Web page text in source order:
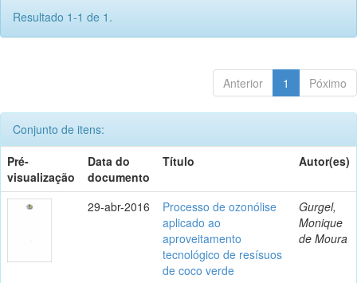
Resultado 1-1 de 1.
Anterior 1 Póximo
Conjunto de itens:
Pré-
visualização
Data do
documento
Título Autor(es)
29-abr-2016
Processo de ozonólise
aplicado ao
aproveitamento
tecnológico de resísuos
de coco verde
Gurgel,
Monique
de Moura